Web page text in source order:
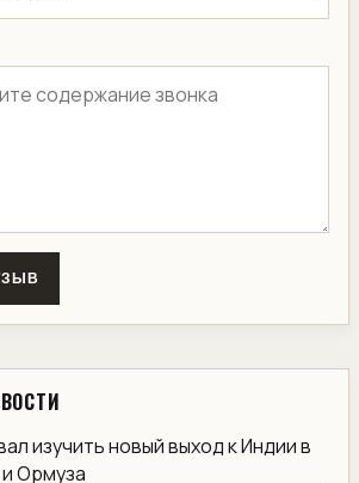
изучить новый выход к Индии в
Ормуза